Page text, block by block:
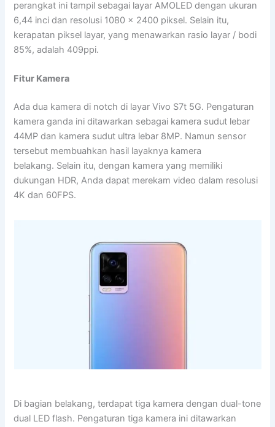
perangkat ini tampil sebagai layar AMOLED dengan ukuran
6,44 inci dan resolusi 1080 x 2400 piksel. Selain itu,
kerapatan piksel layar, yang menawarkan rasio layar / bodi
85%, adalah 409ppi.
Fitur Kamera
Ada dua kamera di notch di layar Vivo S7t 5G. Pengaturan
kamera ganda ini ditawarkan sebagai kamera sudut lebar
44MP dan kamera sudut ultra lebar 8MP. Namun sensor
tersebut membuahkan hasil layaknya kamera
belakang. Selain itu, dengan kamera yang memiliki
dukungan HDR, Anda dapat merekam video dalam resolusi
4K dan 60FPS.
Di bagian belakang, terdapat tiga kamera dengan dual-tone
dual LED flash. Pengaturan tiga kamera ini ditawarkan